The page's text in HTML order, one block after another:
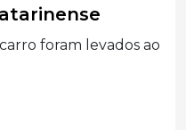
foram levados ao